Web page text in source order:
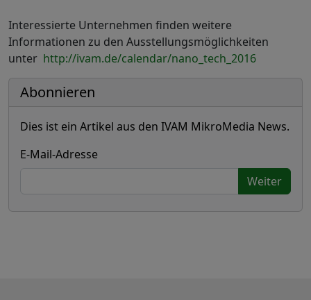
Interessierte Unternehmen finden weitere
Informationen zu den Ausstellungsmöglichkeiten
unter http://ivam.de/calendar/nano_tech_2016
Abonnieren
Dies ist ein Artikel aus den IVAM MikroMedia News.
E-Mail-Adresse
Weiter